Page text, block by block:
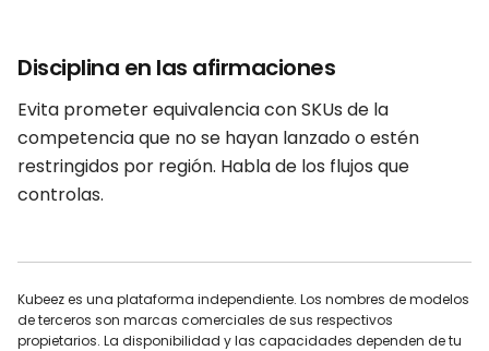
Disciplina en las afirmaciones
Evita prometer equivalencia con SKUs de la
competencia que no se hayan lanzado o estén
restringidos por región. Habla de los flujos que
controlas.
Kubeez es una plataforma independiente. Los nombres de modelos
de terceros son marcas comerciales de sus respectivos
propietarios. La disponibilidad y las capacidades dependen de tu